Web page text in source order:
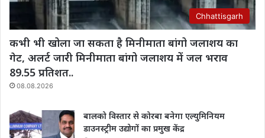
Chhattisgarh
कभी भी खोला जा सकता है मिनीमाता बांगो जलाशय का
गेट, अलर्ट जारी मिनीमाता बांगो जलाशय में जल भराव
89.55 प्रतिशत..
08.08.2026
बालको विस्तार से कोरबा बनेगा एल्युमिनियम
डाउनस्ट्रीम उद्योगों का प्रमुख केंद्र